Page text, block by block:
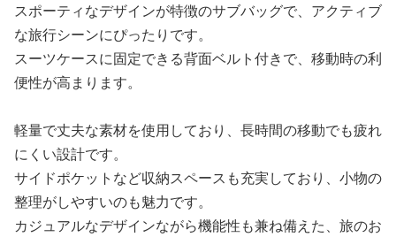
スポーティなデザインが特徴のサブバッグで、アクティブ
な旅行シーンにぴったりです。
スーツケースに固定できる背面ベルト付きで、移動時の利
便性が高まります。
軽量で丈夫な素材を使用しており、長時間の移動でも疲れ
にくい設計です。
サイドポケットなど収納スペースも充実しており、小物の
整理がしやすいのも魅力です。
カジュアルなデザインながら機能性も兼ね備えた、旅のお